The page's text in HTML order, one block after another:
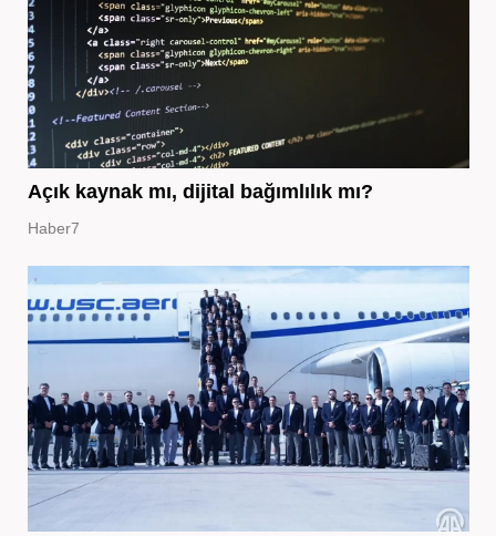
Açık kaynak mı, dijital bağımlılık mı?
Haber7